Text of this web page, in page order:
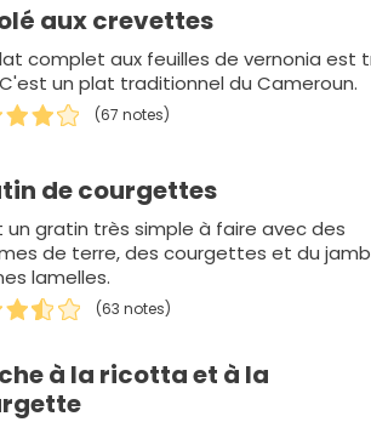
aux crevettes
complet aux feuilles de vernonia est
un plat traditionnel du Cameroun.
(67 notes)
de courgettes
un gratin très simple à faire avec des
de terre, des courgettes et du
lamelles.
(63 notes)
à la ricotta et à la